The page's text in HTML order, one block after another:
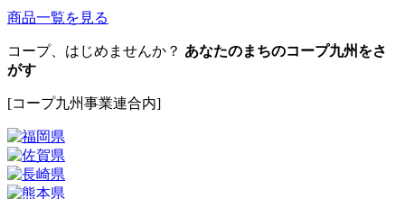
商品一覧を見る
コープ、はじめませんか？ あなたのまちのコープ九州をさ
がす
[コープ九州事業連合内]